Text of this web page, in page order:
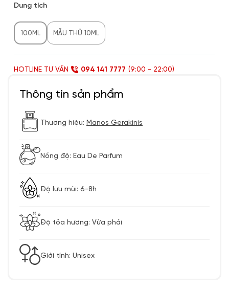
Dung tích
100ML MẪU THỬ 10ML
HOTLINE TƯ VẤN 094 141 7777 (9:00 - 22:00)
Thông tin sản phẩm
Thương hiệu: Manos Gerakinis
Nồng độ: Eau De Parfum
Độ lưu mùi: 6-8h
Độ tỏa hương: Vừa phải
Giới tính: Unisex